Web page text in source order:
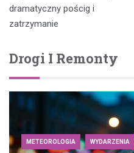
dramatyczny pościg i
zatrzymanie
Drogi I Remonty
METEOROLOGIA WYDARZENIA